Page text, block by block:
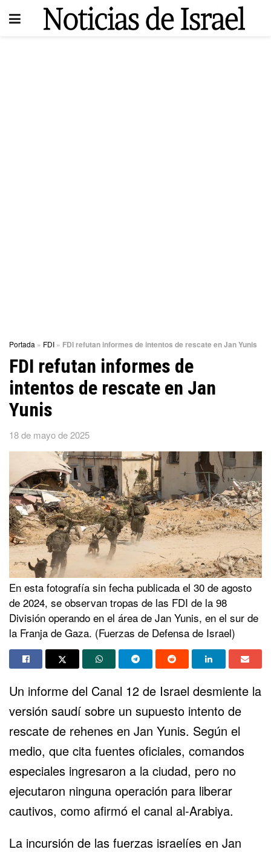
Portada » FDI » FDI refutan informes de intentos de rescate en Jan Yunis
FDI refutan informes de
intentos de rescate en Jan
Yunis
18 de mayo de 2025
En esta fotografía sin fecha publicada el 30 de agosto
de 2024, se observan tropas de las FDI de la 98
División operando en el área de Jan Yunis, en el sur de
la Franja de Gaza. (Fuerzas de Defensa de Israel)
Un informe del Canal 12 de Israel desmiente la
versión saudí sobre un supuesto intento de
rescate de rehenes en Jan Yunis. Según el
medio, que cita fuentes oficiales, comandos
especiales ingresaron a la ciudad, pero no
ejecutaron ninguna operación para liberar
cautivos, como afirmó el canal al-Arabiya.
La incursión de las fuerzas israelíes en Jan